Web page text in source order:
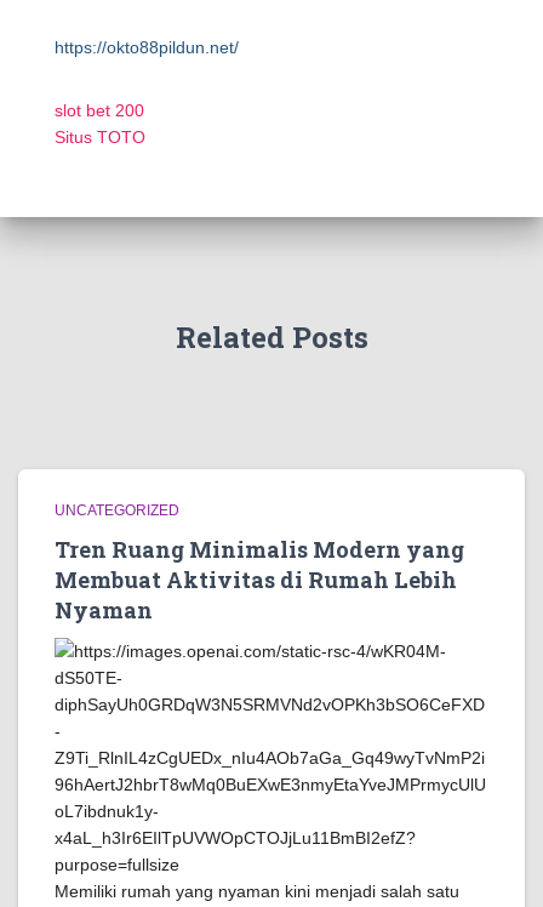
https://okto88pildun.net/
slot bet 200
Situs TOTO
Related Posts
UNCATEGORIZED
Tren Ruang Minimalis Modern yang
Membuat Aktivitas di Rumah Lebih
Nyaman
Memiliki rumah yang nyaman kini menjadi salah satu